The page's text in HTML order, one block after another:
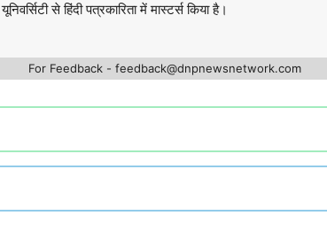
यूनिवर्सिटी से हिंदी पत्रकारिता में मास्टर्स किया है।
For Feedback - feedback@dnpnewsnetwork.com